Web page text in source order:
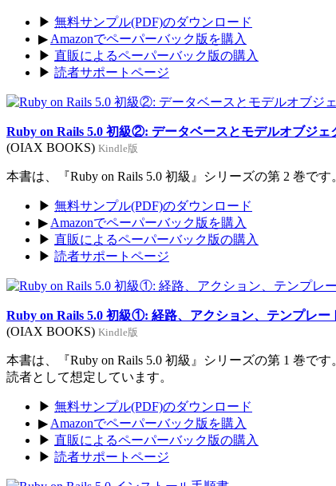
▶ 無料サンプル(PDF)のダウンロード
▶ Amazonでペーパーバック版を購入
▶ 直販によるペーパーバック版の購入
▶ 読者サポートページ
Ruby on Rails 5.0 初級②: データベースとモデルオブジェ
(OIAX BOOKS) Kindle版
本書は、『Ruby on Rails 5.0 初級』シリーズの第 2 巻で
▶ 無料サンプル(PDF)のダウンロード
▶ Amazonでペーパーバック版を購入
▶ 直販によるペーパーバック版の購入
▶ 読者サポートページ
Ruby on Rails 5.0 初級①: 経路、アクション、テンプレー
(OIAX BOOKS) Kindle版
本書は、『Ruby on Rails 5.0 初級』シリーズの第 1 巻で
読者として想定しています。
▶ 無料サンプル(PDF)のダウンロード
▶ Amazonでペーパーバック版を購入
▶ 直販によるペーパーバック版の購入
▶ 読者サポートページ